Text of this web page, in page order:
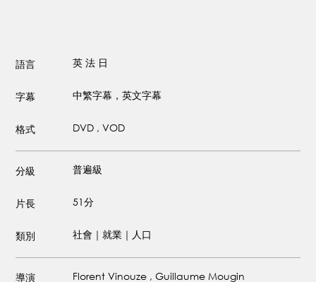
語言 英 法 日
字幕 中繁字幕，英文字幕
格式 DVD , VOD
分級 普遍級
片長 51分
類別 社會｜就業｜人口
導演 Florent Vinouze , Guillaume Mougin